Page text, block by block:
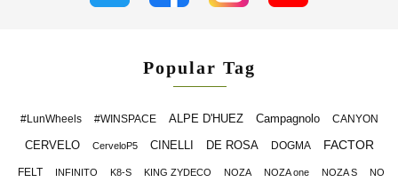
Popular Tag
#LunWheels #WINSPACE ALPE D'HUEZ Campagnolo CANYON
CERVELO CerveloP5 CINELLI DE ROSA DOGMA FACTOR
FELT INFINITO K8-S KING ZYDECO NOZA NOZA one NOZA S NO